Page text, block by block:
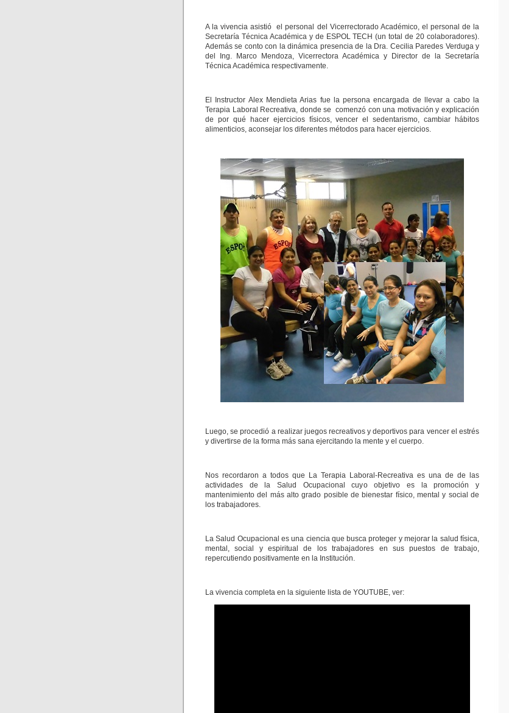
A la vivencia asistió el personal del Vicerrectorado Académico, el personal de la
Secretaría Técnica Académica y de ESPOL TECH (un total de 20 colaboradores).
Además se conto con la dinámica presencia de la Dra. Cecilia Paredes Verduga y
del Ing. Marco Mendoza, Vicerrectora Académica y Director de la Secretaría
Técnica Académica respectivamente.
El Instructor Alex Mendieta Arias fue la persona encargada de llevar a cabo la
Terapia Laboral Recreativa, donde se comenzó con una motivación y explicación
de por qué hacer ejercicios físicos, vencer el sedentarismo, cambiar hábitos
alimenticios, aconsejar los diferentes métodos para hacer ejercicios.
Luego, se procedió a realizar juegos recreativos y deportivos para vencer el estrés
y divertirse de la forma más sana ejercitando la mente y el cuerpo.
Nos recordaron a todos que La Terapia Laboral-Recreativa es una de de las
actividades de la Salud Ocupacional cuyo objetivo es la promoción y
mantenimiento del más alto grado posible de bienestar físico, mental y social de
los trabajadores.
La Salud Ocupacional es una ciencia que busca proteger y mejorar la salud física,
mental, social y espiritual de los trabajadores en sus puestos de trabajo,
repercutiendo positivamente en la Institución.
La vivencia completa en la siguiente lista de YOUTUBE, ver: